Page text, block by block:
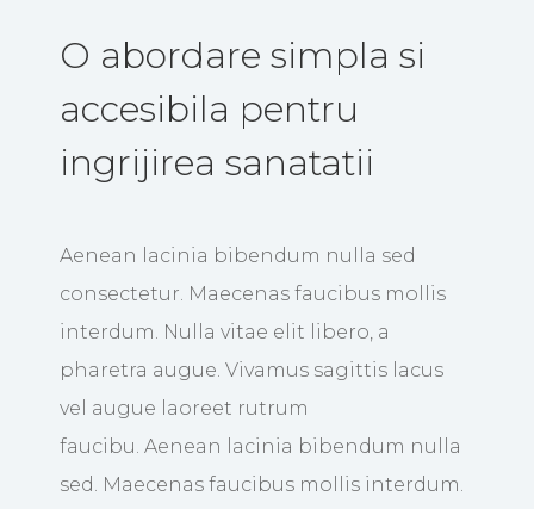
O abordare simpla si
accesibila pentru
ingrijirea sanatatii
Aenean lacinia bibendum nulla sed
consectetur. Maecenas faucibus mollis
interdum. Nulla vitae elit libero, a
pharetra augue. Vivamus sagittis lacus
vel augue laoreet rutrum
faucibu. Aenean lacinia bibendum nulla
sed. Maecenas faucibus mollis interdum.